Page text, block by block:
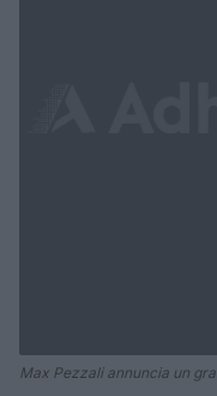
Max Pezzali annuncia un